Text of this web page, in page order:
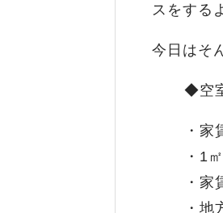
スをする
今日はそ
◆空
・家
・1
・
・地